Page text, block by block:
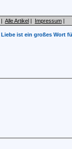
| Alle Artikel | Impressum |
Liebe ist ein großes Wort